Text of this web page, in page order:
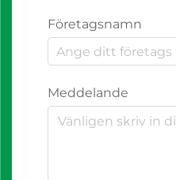
Företagsnamn
Meddelande